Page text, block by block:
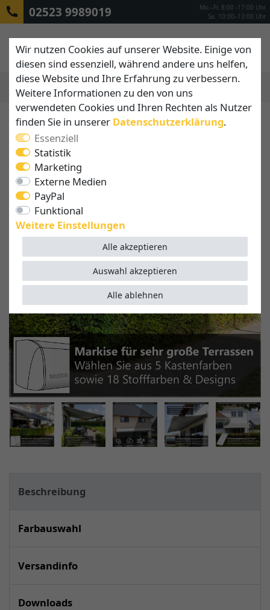
02523 9989019
Mo.–Fr. 8:00 -17:00 Uhr
Sa. 10:00–13:00 Uhr
Beschreibung
Farbauswahl
Versandinfo
Downloads
Wir nutzen Cookies auf unserer Website. Einige von
diesen sind essenziell, während andere uns helfen,
diese Website und Ihre Erfahrung zu verbessern.
Weitere Informationen zu den von uns
verwendeten Cookies und Ihren Rechten als Nutzer
finden Sie in unserer Daten­schutz­erklärung.
Essenziell
Statistik
Marketing
Externe Medien
PayPal
Funktional
Weitere Einstellungen
Alle akzeptieren
Alle ablehnen
Auswahl akzeptieren